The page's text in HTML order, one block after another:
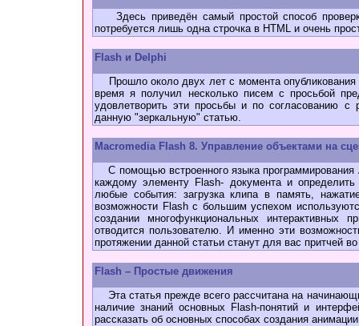
Здесь приведён самый простой способ
потребуется лишь одна строчка в HTML и очень
Flash и Delphi
Прошло около двух лет с момента опубликования
время я получил несколько писем с просьбой
удовлетворить эти просьбы и по согласованию с
данную "зеркальную" статью.
Macromedia Flash 8. Управление объектами на
С помощью встроенного языка программирования
каждому элементу Flash- документа и
любые события: загрузка клипа в память,
возможности Flash с большим успехом
создании многофункциональных интерактивных
отводится пользователю. И именно эти
протяжении данной статьи станут для вас притчей
Flash – Простые движения
Эта статья прежде всего рассчитана на
наличие знаний основных Flash-понятий и
рассказать об основных способах создания